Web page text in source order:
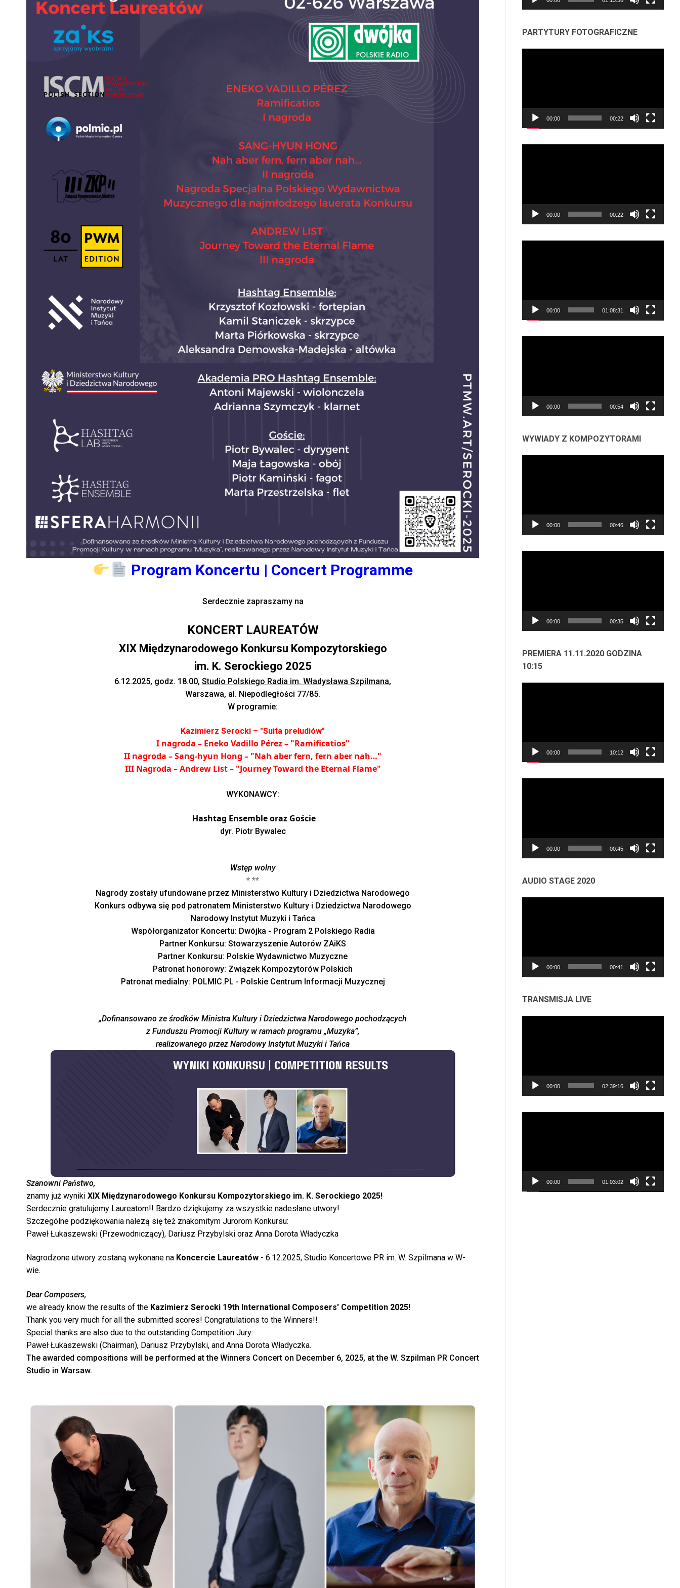
Program Koncertu | Concert Programme
Serdecznie zapraszamy na
KONCERT LAUREATÓW
XIX Międzynarodowego Konkursu Kompozytorskiego
im. K. Serockiego 2025
6.12.2025, godz. 18.00, Studio Polskiego Radia im. Władysława Szpilmana,
Warszawa, al. Niepodległości 77/85.
W programie:
Kazimierz Serocki – "Suita preludiów"
I nagroda – Eneko Vadillo Pérez – "Ramificatios"
II nagroda – Sang-hyun Hong – "Nah aber fern, fern aber nah…"
III Nagroda – Andrew List – "Journey Toward the Eternal Flame"
WYKONAWCY:
Hashtag Ensembleoraz Goście
dyr. Piotr Bywalec
Wstęp wolny
* **
Nagrody zostały ufundowane przez Ministerstwo Kultury i Dziedzictwa Narodowego
Konkurs odbywa się pod patronatem Ministerstwo Kultury i Dziedzictwa Narodowego
Narodowy Instytut Muzyki i Tańca
Współorganizator Koncertu: Dwójka - Program 2 Polskiego Radia
Partner Konkursu: Stowarzyszenie Autorów ZAiKS
Partner Konkursu: Polskie Wydawnictwo Muzyczne
Patronat honorowy: Związek Kompozytorów Polskich
Patronat medialny: POLMIC.PL - Polskie Centrum Informacji Muzycznej
„Dofinansowano ze środków Ministra Kultury i Dziedzictwa Narodowego pochodzących
z Funduszu Promocji Kultury w ramach programu „Muzyka”,
realizowanego przez Narodowy Instytut Muzyki i Tańca
Szanowni Państwo,
znamy już wyniki XIX Międzynarodowego Konkursu Kompozytorskiego im. K. Serockiego 2025!
Serdecznie gratulujemy Laureatom!! Bardzo dziękujemy za wszystkie nadesłane utwory!
Szczególne podziękowania nalezą się też znakomitym Jurorom Konkursu:
Paweł Łukaszewski (Przewodniczący), Dariusz Przybylski oraz Anna Dorota Władyczka
Nagrodzone utwory zostaną wykonane na Koncercie Laureatów - 6.12.2025, Studio Koncertowe PR im. W. Szpilmana w W-
wie.
Dear Composers,
we already know the results of the Kazimierz Serocki 19th International Composers' Competition 2025!
Thank you very much for all the submitted scores! Congratulations to the Winners!!
Special thanks are also due to the outstanding Competition Jury:
Paweł Łukaszewski (Chairman), Dariusz Przybylski, and Anna Dorota Władyczka.
The awarded compositions will be performed at the Winners Concert on December 6, 2025, at the W. Szpilman PR Concert
Studio in Warsaw.
PARTYTURY FOTOGRAFICZNE
00:00 00:22
00:00 00:22
00:00 01:08:31
00:00 00:54
WYWIADY Z KOMPOZYTORAMI
00:00 00:46
00:00 00:35
PREMIERA 11.11.2020 GODZINA
10:15
00:00 10:12
00:00 00:45
AUDIO STAGE 2020
00:00 00:41
TRANSMISJA LIVE
00:00 02:39:16
00:00 01:03:02